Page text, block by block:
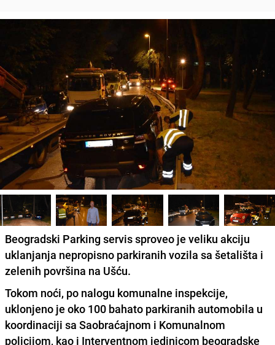
Beogradski Parking servis sproveo je veliku akciju
uklanjanja nepropisno parkiranih vozila sa šetališta i
zelenih površina na Ušću.
Tokom noći, po nalogu komunalne inspekcije,
uklonjeno je oko 100 bahato parkiranih automobila u
koordinaciji sa Saobraćajnom i Komunalnom
policijom, kao i Interventnom jedinicom beogradske